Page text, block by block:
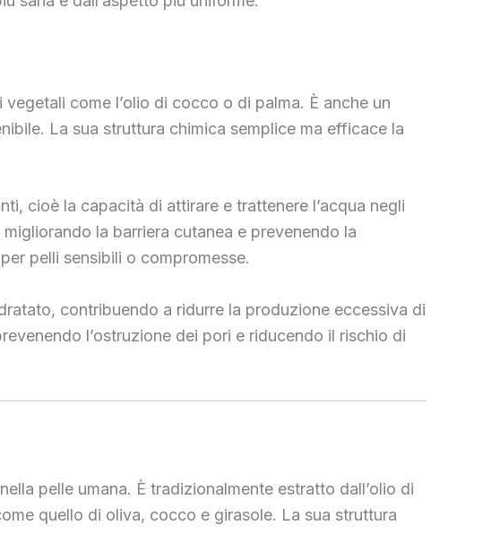
come l’olio di cocco o di palma. È anche un
La sua struttura chimica semplice ma efficace la
cioè la capacità di attirare e trattenere l’acqua negli
la barriera cutanea e prevenendo la
pelli sensibili o compromesse.
contribuendo a ridurre la produzione eccessiva di
l’ostruzione dei pori e riducendo il rischio di
pelle umana. È tradizionalmente estratto dall’olio di
quello di oliva, cocco e girasole. La sua struttura